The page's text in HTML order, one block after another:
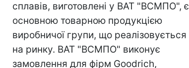
сплавів, виготовлені у ВАТ "ВСМПО", є
основною товарною продукцією
виробничої групи, що реалізовується
на ринку. ВАТ "ВСМПО" виконує
замовлення для фірм Goodrich,